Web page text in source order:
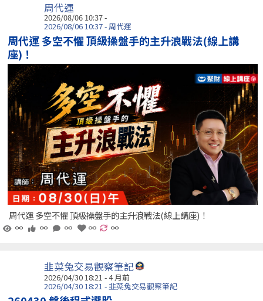
周代運
2026/08/06 10:37 -
2026/08/06 10:37 - 周代運
周代運 多空不懼 頂級操盤手的主升浪戰法(線上講
座)！
周代運 多空不懼 頂級操盤手的主升浪戰法(線上講座)！
∞
∞ ∞ ∞ ∞
韭菜兔交易觀察筆記
2026/04/30 18:21 - 4 月前
2026/04/30 18:21 - 韭菜兔交易觀察筆記